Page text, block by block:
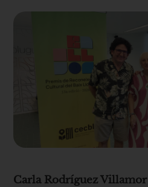
Carla Rodríguez Villamor